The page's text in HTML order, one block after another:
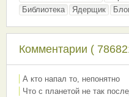
Библиотека
Ядерщик
Комментарии (
А кто напал то, непонятно
Что с планетой не так